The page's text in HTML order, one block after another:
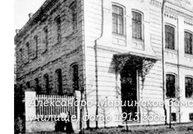
Александро-Мариинское
училище, фото 1913 года.